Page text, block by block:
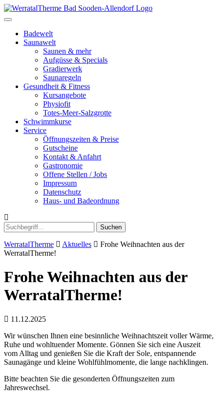
Toggle
navigationBadewelt
Saunawelt
Saunen & mehr
Aufgüsse & Specials
Gradierwerk
Saunaregeln
Gesundheit & Fitness
Kursangebote
Physiofit
Totes-Meer-Salzgrotte
Schwimmkurse
Service
Öffnungszeiten & Preise
Gutscheine
Kontakt & Anfahrt
Gastronomie
Offene Stellen / Jobs
Impressum
Datenschutz
Haus- und Badeordnung
Suchen
WerratalTherme Aktuelles
Frohe Weihnachten aus der
WerratalTherme!
Frohe Weihnachten aus der
WerratalTherme!
11.12.2025
Wir wünschen Ihnen eine besinnliche Weihnachtszeit voller Wärme,
Ruhe und wohltuender Momente. Gönnen Sie sich eine Auszeit
vom Alltag und genießen Sie die Kraft der Sole, entspannende
Saunagänge und kleine Wohlfühlmomente, die lange nachklingen.
Bitte beachten Sie die gesonderten Öffnungszeiten zum
Jahreswechsel.